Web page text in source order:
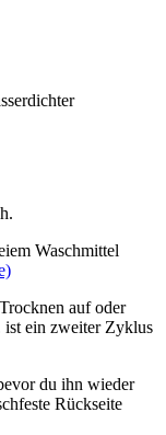
Waschmittel
auf oder
ist ein zweiter Zyklus
du ihn wieder
Rückseite